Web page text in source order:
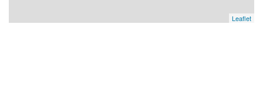
Leaflet